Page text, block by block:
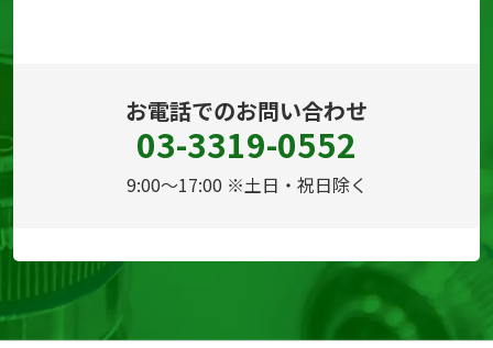
お電話でのお問い合わせ
03-3319-0552
9:00～17:00 ※土日・祝日除く